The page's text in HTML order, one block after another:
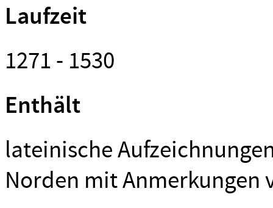
Laufzeit
1271 - 1530
Enthält
lateinische
Norden mit Anmerkungen